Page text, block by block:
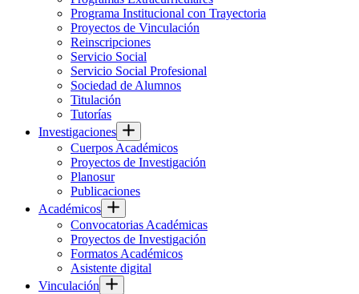
Programa Institucional con Trayectoria
Proyectos de Vinculación
Reinscripciones
Servicio Social
Servicio Social Profesional
Sociedad de Alumnos
Titulación
Tutorías
Investigaciones
Cuerpos Académicos
Proyectos de Investigación
Planosur
Publicaciones
Académicos
Convocatorias Académicas
Proyectos de Investigación
Formatos Académicos
Asistente digital
Vinculación